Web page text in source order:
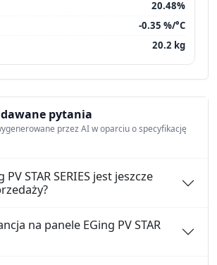
20.48%
-0.35 %/°C
20.2 kg
pytania
przez AI w oparciu o specyfikację
PV STAR SERIES jest jeszcze
na panele EGing PV STAR